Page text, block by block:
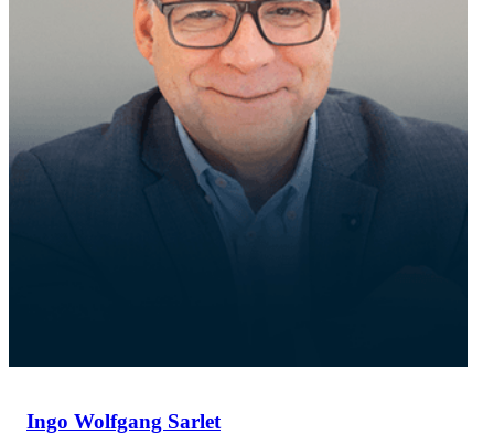
Ingo Wolfgang Sarlet